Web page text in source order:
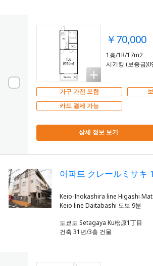
￥70,000
1층/1R/17m2
시키킹 (보증금
가구 가전 포함
카드 결제 가능
상세 정보 보기
아파트 クレールミサキ
Keio-Inokashira line Higashi
도쿄도 Setagaya Ku松原1丁目
건축 31년/3층 건물